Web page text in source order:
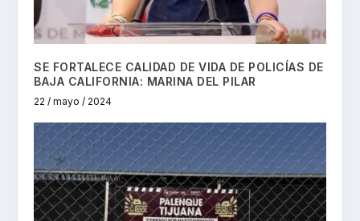
SE FORTALECE CALIDAD DE VIDA DE POLICÍAS DE
BAJA CALIFORNIA: MARINA DEL PILAR
22 / mayo / 2024